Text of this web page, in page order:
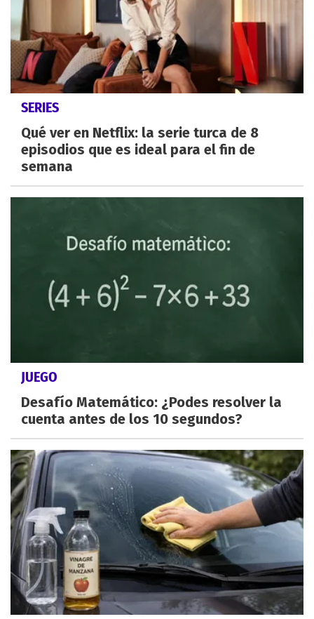
SERIES
Qué ver en Netflix: la serie turca de 8
episodios que es ideal para el fin de
semana
JUEGO
Desafío Matemático: ¿Podes resolver la
cuenta antes de los 10 segundos?